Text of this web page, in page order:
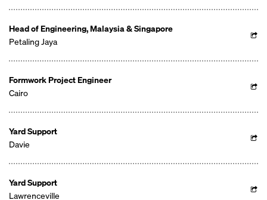
Head of Engineering, Malaysia & Singapore
Petaling Jaya
Formwork Project Engineer
Cairo
Yard Support
Davie
Yard Support
Lawrenceville